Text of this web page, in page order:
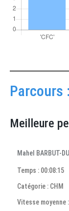
Parcours
Meilleure
Mahel BARBUT-
Temps : 00:08:15
Catégorie : CHM
Vitesse moyenne